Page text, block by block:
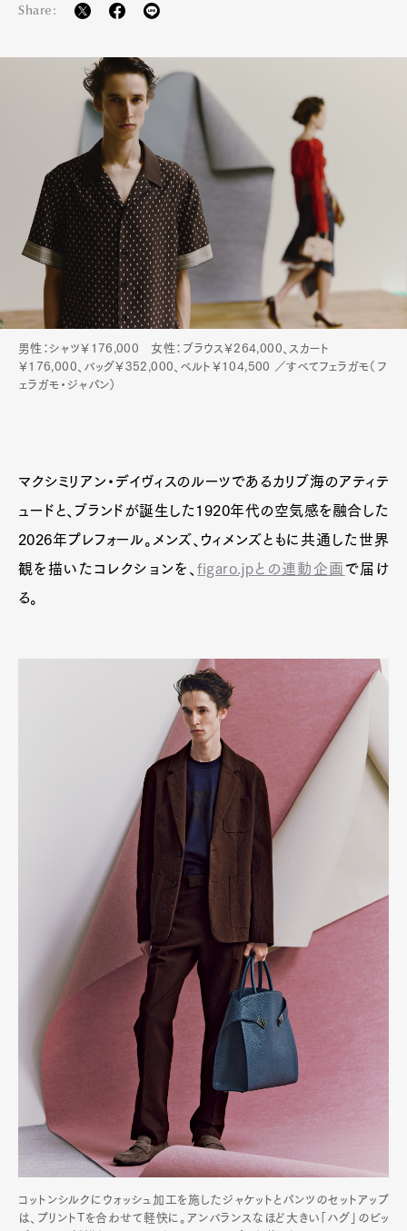
Art&DesignWatchFashion
Product Culture
Pen Membership
Magazine
Official Columnist
About
Contact
Pen Meet
Pen international Pen tw
Share:
男性：シャツ￥176,000 女性：ブラウス￥264,000、スカート
￥176,000、バッグ￥352,000、ベルト￥104,500 ／すべてフェラガモ（フ
ェラガモ・ジャパン）
マクシミリアン・デイヴィスのルーツであるカリブ海のアティテ
ュードと、ブランドが誕生した1920年代の空気感を融合した
2026年プレフォール。メンズ、ウィメンズともに共通した世界
観を描いたコレクションを、figaro.jpとの連動企画 で届け
る。
コットンシルクにウォッシュ加工を施したジャケットとパンツのセットアップ
は、プリントTを合わせて軽快に。アンバランスなほど大きい「ハグ」のビッ